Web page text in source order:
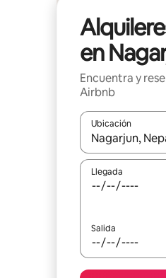
en
Encuentra y
Airbnb
Ubicación
Cuando los
Llegada
Salida